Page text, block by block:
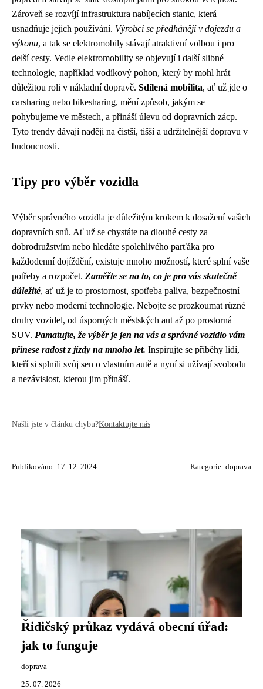
Zároveň se rozvíjí infrastruktura nabíjecích stanic, která
usnadňuje jejich používání. Výrobci se předhánějí v dojezdu a
výkonu, a tak se elektromobily stávají atraktivní volbou i pro
delší cesty. Vedle elektromobility se objevují i další slibné
technologie, například vodíkový pohon, který by mohl hrát
důležitou roli v nákladní dopravě. Sdílená mobilita, ať už jde o
carsharing nebo bikesharing, mění způsob, jakým se
pohybujeme ve městech, a přináší úlevu od dopravních zácp.
Tyto trendy dávají naději na čistší, tišší a udržitelnější dopravu v
budoucnosti.
Tipy pro výběr vozidla
Výběr správného vozidla je důležitým krokem k dosažení vašich
dopravních snů. Ať už se chystáte na dlouhé cesty za
dobrodružstvím nebo hledáte spolehlivého parťáka pro
každodenní dojíždění, existuje mnoho možností, které splní vaše
potřeby a rozpočet. Zaměřte se na to, co je pro vás skutečně
důležité, ať už je to prostornost, spotřeba paliva, bezpečnostní
prvky nebo moderní technologie. Nebojte se prozkoumat různé
druhy vozidel, od úsporných městských aut až po prostorná
SUV. Pamatujte, že výběr je jen na vás a správné vozidlo vám
přinese radost z jízdy na mnoho let. Inspirujte se příběhy lidí,
kteří si splnili svůj sen o vlastním autě a nyní si užívají svobodu
a nezávislost, kterou jim přináší.
Našli jste v článku chybu?Kontaktujte nás
Publikováno: 17. 12. 2024 Kategorie: doprava
Řidičský průkaz vydává obecní úřad:
jak to funguje
doprava
25. 07. 2026